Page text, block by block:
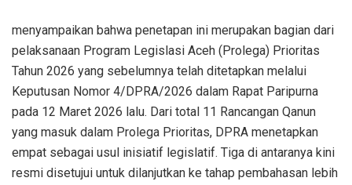
menyampaikan bahwa penetapan ini merupakan bagian dari
pelaksanaan Program Legislasi Aceh (Prolega) Prioritas
Tahun 2026 yang sebelumnya telah ditetapkan melalui
Keputusan Nomor 4/DPRA/2026 dalam Rapat Paripurna
pada 12 Maret 2026 lalu. Dari total 11 Rancangan Qanun
yang masuk dalam Prolega Prioritas, DPRA menetapkan
empat sebagai usul inisiatif legislatif. Tiga di antaranya kini
resmi disetujui untuk dilanjutkan ke tahap pembahasan lebih